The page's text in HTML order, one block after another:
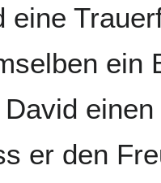
eine
ein
er den